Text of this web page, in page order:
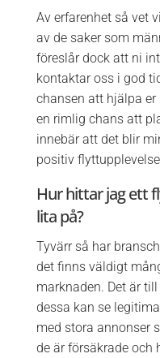
Av erfarenhet så vet
av de saker som
föreslår dock att ni
kontaktar oss i god
chansen att hjälpa
en rimlig chans att
innebär att det blir
positiv
Hur hittar jag ett
lita på?
Tyvärr så har
det finns väldigt
marknaden. Det är
dessa kan se
med stora annonser
de är försäkrade och